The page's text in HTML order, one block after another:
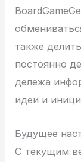
также
постоянно
дележа
идеи и
Будущее
С текущим